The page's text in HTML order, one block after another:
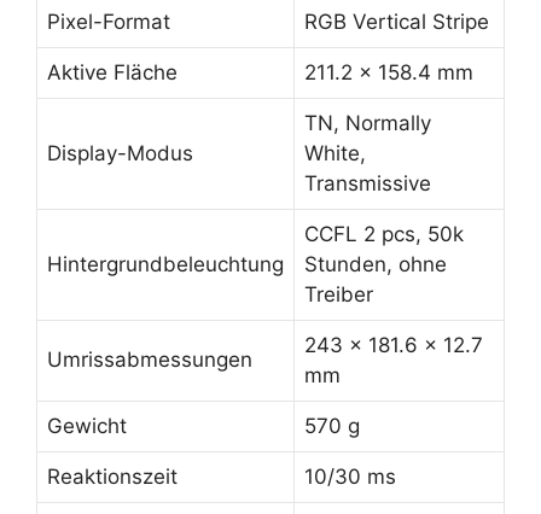
Pixel-Format RGB Vertical Stripe
Aktive Fläche 211.2 x 158.4 mm
Display-Modus
TN, Normally
White,
Transmissive
Hintergrundbeleuchtung
CCFL 2 pcs, 50k
Stunden, ohne
Treiber
Umrissabmessungen
243 x 181.6 x 12.7
mm
Gewicht 570 g
Reaktionszeit 10/30 ms